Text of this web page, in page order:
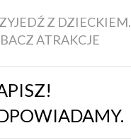
Z DZIECKIEM.
ATRAKCJE